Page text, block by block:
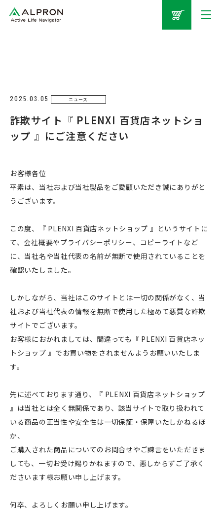
2025.03.05 ニュース
詐欺サイト『 PLENXI 百貨店ネットショ
ップ 』にご注意ください
お客様各位
平素は、当社および当社製品をご愛顧いただき誠にありがと
うございます。
この度、『 PLENXI 百貨店ネットショップ 』というサイトに
て、会社概要やプライバシーポリシー、コピーライトなど
に、当社名や当社代表の名前が無断で使用されていることを
確認いたしました。
しかしながら、当社はこのサイトとは一切の関係がなく、当
社および当社代表の情報を無断で使用した極めて悪質な詐欺
サイトでございます。
お客様におかれましては、間違っても『 PLENXI 百貨店ネッ
トショップ 』でお買い物をされませんようお願いいたしま
す。
先に述べております通り、『 PLENXI 百貨店ネットショップ
』は当社とは全く無関係であり、該当サイトで取り扱われて
いる商品の正当性や安全性は一切保証・保障いたしかねるほ
か、
ご購入された商品についてのお問合せやご諫言をいただきま
しても、一切お受け賜りかねますので、悪しからずご了承く
ださいます様お願い申し上げます。
何卒、よろしくお願い申し上げます。